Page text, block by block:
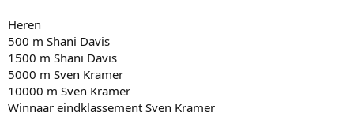
Heren
500 m Shani Davis
1500 m Shani Davis
5000 m Sven Kramer
10000 m Sven Kramer
Winnaar eindklassement Sven Kramer